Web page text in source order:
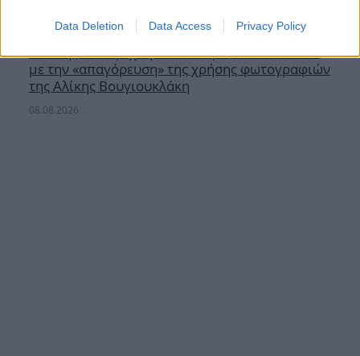
Data Deletion Data Access Privacy Policy
Γιάννης Παπαμιχαήλ: Ξεκαθαρίζει τι εννοούσε
με την «απαγόρευση» της χρήσης φωτογραφιών
της Αλίκης Βουγιουκλάκη
08.08.2026